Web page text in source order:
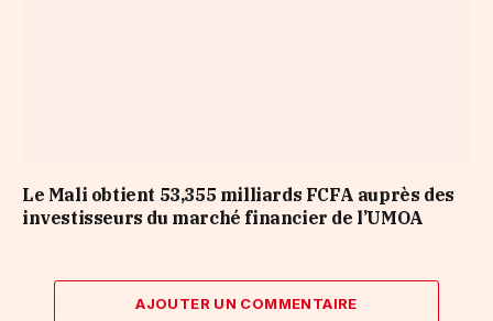
Le Mali obtient 53,355 milliards FCFA auprès des
investisseurs du marché financier de l’UMOA
AJOUTER UN COMMENTAIRE